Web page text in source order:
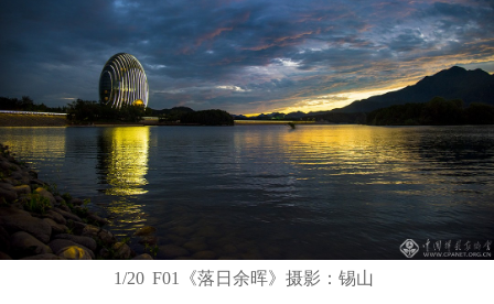
1/20 F01《落日余晖》摄影：锡山